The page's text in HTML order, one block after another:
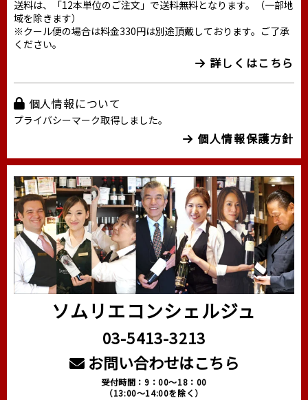
送料は、「12本単位のご注文」で送料無料となります。（一部地
域を除きます）
※クール便の場合は料金330円は別途頂戴しております。ご了承
ください。
詳しくはこちら
個人情報について
プライバシーマーク取得しました。
個人情報保護方針
ソムリエコンシェルジュ
03-5413-3213
お問い合わせはこちら
受付時間：9：00～18：00
（13:00～14:00を除く）